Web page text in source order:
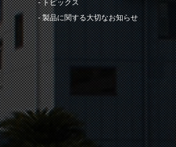
トピックス
製品に関する大切なお知らせ